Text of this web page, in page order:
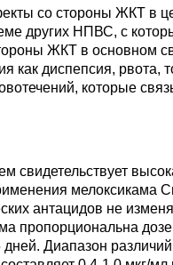
со стороны ЖКТ в
других НПВС, с
ЖКТ в основном
как диспепсия, рвота,
которые
свидетельствует
мелоксикама
антацидов не
пропорциональна
дней. Диапазон